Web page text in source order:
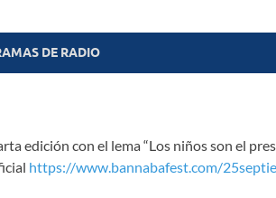
DE RADIO
edición con el lema “Los niños son el
https://www.bannabafest.com/